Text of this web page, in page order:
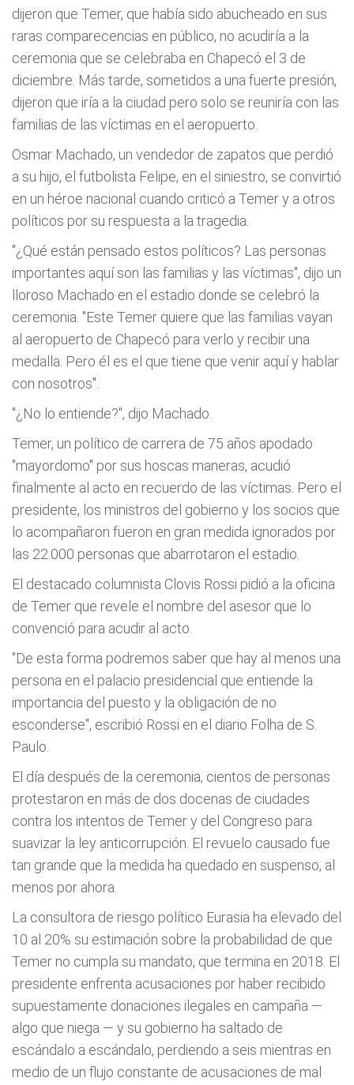
dijeron que Temer, que había sido abucheado en sus
raras comparecencias en público, no acudiría a la
ceremonia que se celebraba en Chapecó el 3 de
diciembre. Más tarde, sometidos a una fuerte presión,
dijeron que iría a la ciudad pero solo se reuniría con las
familias de las víctimas en el aeropuerto.
Osmar Machado, un vendedor de zapatos que perdió
a su hijo, el futbolista Felipe, en el siniestro, se convirtió
en un héroe nacional cuando criticó a Temer y a otros
políticos por su respuesta a la tragedia.
"¿Qué están pensado estos políticos? Las personas
importantes aquí son las familias y las víctimas", dijo un
lloroso Machado en el estadio donde se celebró la
ceremonia. "Este Temer quiere que las familias vayan
al aeropuerto de Chapecó para verlo y recibir una
medalla. Pero él es el que tiene que venir aquí y hablar
con nosotros".
"¿No lo entiende?", dijo Machado.
Temer, un político de carrera de 75 años apodado
"mayordomo" por sus hoscas maneras, acudió
finalmente al acto en recuerdo de las víctimas. Pero el
presidente, los ministros del gobierno y los socios que
lo acompañaron fueron en gran medida ignorados por
las 22.000 personas que abarrotaron el estadio.
El destacado columnista Clovis Rossi pidió a la oficina
de Temer que revele el nombre del asesor que lo
convenció para acudir al acto.
"De esta forma podremos saber que hay al menos una
persona en el palacio presidencial que entiende la
importancia del puesto y la obligación de no
esconderse", escribió Rossi en el diario Folha de S.
Paulo.
El día después de la ceremonia, cientos de personas
protestaron en más de dos docenas de ciudades
contra los intentos de Temer y del Congreso para
suavizar la ley anticorrupción. El revuelo causado fue
tan grande que la medida ha quedado en suspenso, al
menos por ahora.
La consultora de riesgo político Eurasia ha elevado del
10 al 20% su estimación sobre la probabilidad de que
Temer no cumpla su mandato, que termina en 2018. El
presidente enfrenta acusaciones por haber recibido
supuestamente donaciones ilegales en campaña —
algo que niega — y su gobierno ha saltado de
escándalo a escándalo, perdiendo a seis mientras en
medio de un flujo constante de acusaciones de mal